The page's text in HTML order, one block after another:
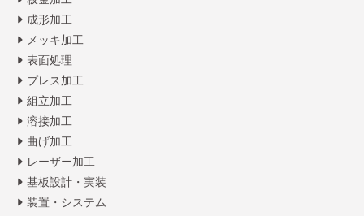
成形加工
メッキ加工
表面処理
プレス加工
組立加工
溶接加工
曲げ加工
レーザー加工
基板設計・実装
装置・システム